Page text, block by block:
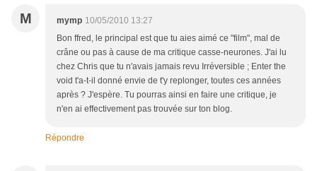
M mymp 10/05/2010 13:27
Bon ffred, le principal est que tu aies aimé ce "film", mal de
crâne ou pas à cause de ma critique casse-neurones. J'ai lu
chez Chris que tu n'avais jamais revu Irréversible ; Enter the
void t'a-t-il donné envie de t'y replonger, toutes ces années
après ? J'espère. Tu pourras ainsi en faire une critique, je
n'en ai effectivement pas trouvée sur ton blog.
Répondre